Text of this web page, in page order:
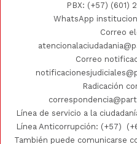
PBX: (+57) (601)
WhatsApp
Correo
Correo
Radicación
Línea de servicio a la
Línea Anticorrupción: (+57)
También puede comunicarse